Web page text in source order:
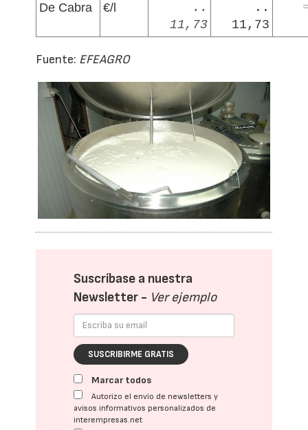
De Cabra €/l
..
11,73
..
11,73
Fuente: EFEAGRO
Suscríbase a nuestra
Newsletter - Ver ejemplo
SUSCRIBIRME GRATIS
Marcar todos
Autorizo el envío de newsletters y
avisos informativos personalizados de
interempresas.net